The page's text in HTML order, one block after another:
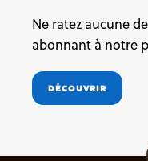
Ne ratez aucune
abonnant à notre
DÉCOUVRIR